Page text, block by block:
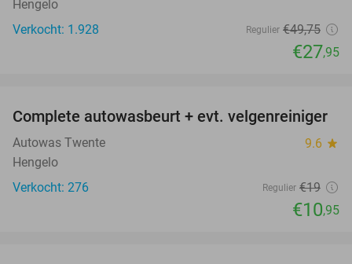
Hengelo
Verkocht: 1.928
Regulier €49,75
€27,95
42%
Complete autowasbeurt + evt. velgenreiniger
Autowas Twente 9.6 star
Hengelo
Verkocht: 276
Regulier €19
€10,95